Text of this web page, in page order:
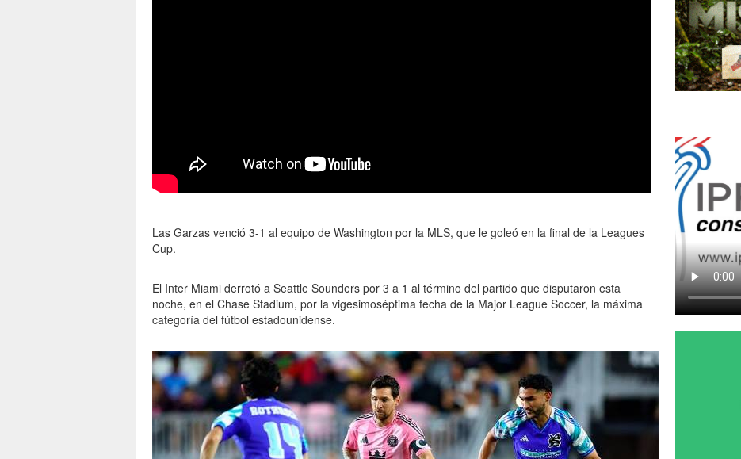
Las Garzas venció 3-1 al equipo de Washington por la MLS, que le goleó en la final de la Leagues
Cup.
El Inter Miami derrotó a Seattle Sounders por 3 a 1 al término del partido que disputaron esta
noche, en el Chase Stadium, por la vigesimoséptima fecha de la Major League Soccer, la máxima
categoría del fútbol estadounidense.